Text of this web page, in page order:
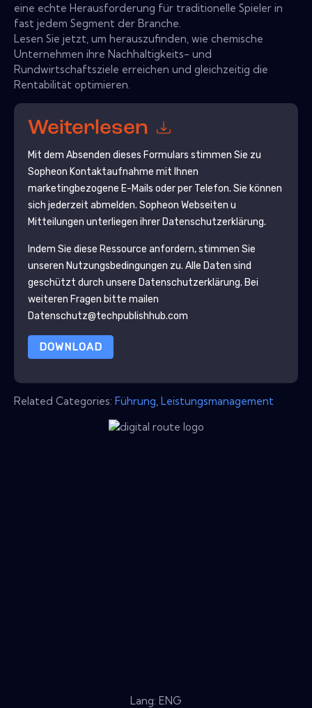
eine echte Herausforderung für traditionelle Spieler in
fast jedem Segment der Branche.
Lesen Sie jetzt, um herauszufinden, wie chemische
Unternehmen ihre Nachhaltigkeits- und
Rundwirtschaftsziele erreichen und gleichzeitig die
Rentabilität optimieren.
Weiterlesen
Mit dem Absenden dieses Formulars stimmen Sie zu
Sopheon Kontaktaufnahme mit Ihnen
marketingbezogene E-Mails oder per Telefon. Sie können
sich jederzeit abmelden. Sopheon Webseiten u
Mitteilungen unterliegen ihrer Datenschutzerklärung.
Indem Sie diese Ressource anfordern, stimmen Sie
unseren Nutzungsbedingungen zu. Alle Daten sind
geschützt durch unsere Datenschutzerklärung. Bei
weiteren Fragen bitte mailen
Datenschutz@techpublishhub.com
DOWNLOAD
Related Categories: Führung Leistungsmanagement
Lang: ENG